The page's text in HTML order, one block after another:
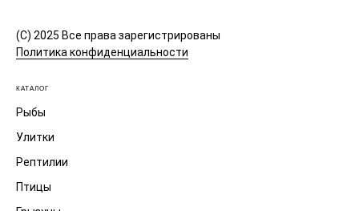
(C) 2025 Все права зарегистрированы
Политика конфиденциальности
КАТАЛОГ
Рыбы
Улитки
Рептилии
Птицы